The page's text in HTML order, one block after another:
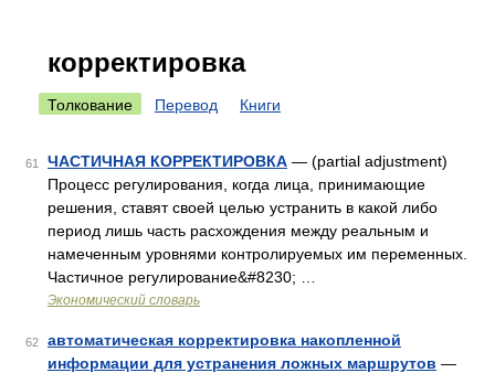
корректировка
Толкование Перевод Книги
61 ЧАСТИЧНАЯ КОРРЕКТИРОВКА — (partial adjustment)
Процесс регулирования, когда лица, принимающие
решения, ставят своей целью устранить в какой либо
период лишь часть расхождения между реальным и
намеченным уровнями контролируемых им переменных.
Частичное регулирование&#8230; …
Экономический словарь
62
автоматическая корректировка накопленной
информации для устранения ложных маршрутов —